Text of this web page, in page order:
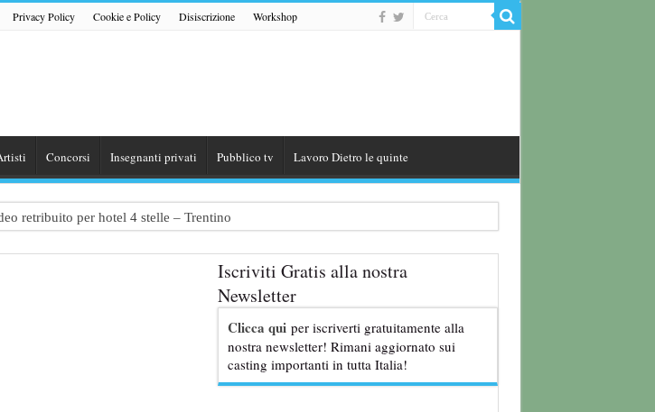
Privacy Policy Cookie e Policy Disiscrizione Workshop
Concorsi Insegnanti privati Pubblico tv Lavoro Dietro le quinte
retribuito per hotel 4 stelle – Trentino
si cercano ragazzi e ragazze tra i 16 e i 18 anni
Iscriviti Gratis alla nostra
Newsletter
Clicca qui per iscriverti gratuitamente alla
nostra newsletter! Rimani aggiornato sui
casting importanti in tutta Italia!